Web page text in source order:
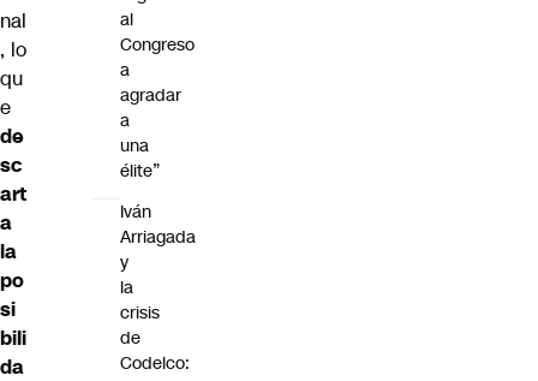
nal
, lo
qu
e
de
sc
art
a
la
po
si
bili
da
al
Congreso
a
agradar
a
una
élite”
Iván
Arriagada
y
la
crisis
de
Codelco: